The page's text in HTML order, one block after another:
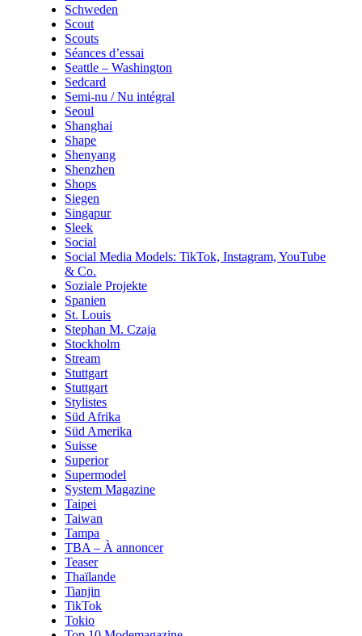
Schweden
Scout
Scouts
Séances d’essai
Seattle – Washington
Sedcard
Semi-nu / Nu intégral
Seoul
Shanghai
Shape
Shenyang
Shenzhen
Shops
Siegen
Singapur
Sleek
Social
Social Media Models: TikTok, Instagram, YouTube
& Co.
Soziale Projekte
Spanien
St. Louis
Stephan M. Czaja
Stockholm
Stream
Stuttgart
Stuttgart
Stylistes
Süd Afrika
Süd Amerika
Suisse
Superior
Supermodel
System Magazine
Taipei
Taiwan
Tampa
TBA – À annoncer
Teaser
Thaïlande
Tianjin
TikTok
Tokio